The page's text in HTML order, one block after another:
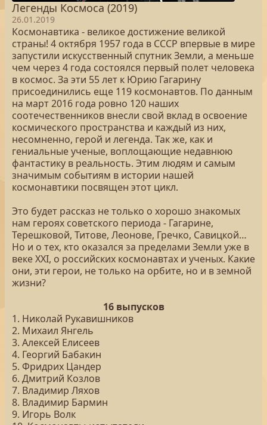
Легенды Космоса (2019)
26.01.2019
Космонавтика - великое достижение великой
страны! 4 октября 1957 года в СССР впервые в мире
запустили искусственный спутник Земли, а меньше
чем через 4 года состоялся первый полет человека
в космос. За эти 55 лет к Юрию Гагарину
присоединились еще 119 космонавтов. По данным
на март 2016 года ровно 120 наших
соотечественников внесли свой вклад в освоение
космического пространства и каждый из них,
несомненно, герой и легенда. Так же, как и
гениальные ученые, воплощающие недавнюю
фантастику в реальность. Этим людям и самым
значимым событиям в истории нашей
космонавтики посвящен этот цикл.
Это будет рассказ не только о хорошо знакомых
нам героях советского периода - Гагарине,
Терешковой, Титове, Леонове, Гречко, Савицкой…
Но и о тех, кто оказался за пределами Земли уже в
веке XXI, о российских космонавтах и ученых. Какие
они, эти герои, не только на орбите, но и в земной
жизни?
16 выпусков
1. Николай Рукавишников
2. Михаил Янгель
3. Алексей Елисеев
4. Георгий Бабакин
5. Фридрих Цандер
6. Дмитрий Козлов
7. Владимир Ляхов
8. Владимир Бармин
9. Игорь Волк